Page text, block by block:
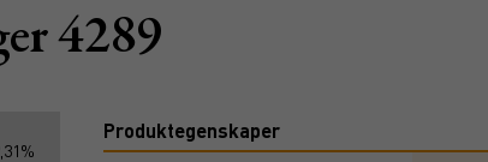
4289
Produktegenskaper